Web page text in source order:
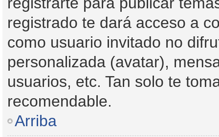
registrado te dará acceso a
como usuario invitado no
personalizada (avatar),
usuarios, etc. Tan solo te
recomendable.
Arriba